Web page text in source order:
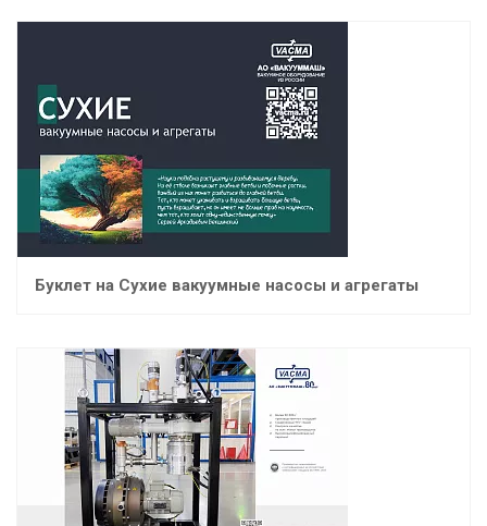
Буклет на Сухие вакуумные насосы и агрегаты